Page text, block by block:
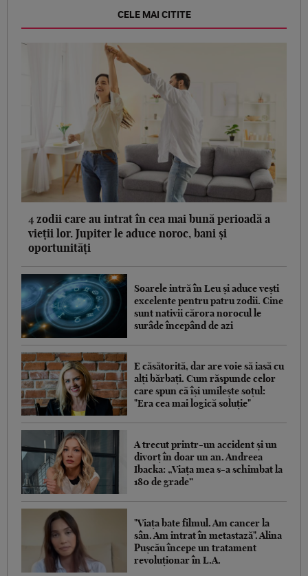
CELE MAI CITITE
4 zodii care au intrat în cea mai bună perioadă a
vieții lor. Jupiter le aduce noroc, bani și
oportunități
Soarele intră în Leu și aduce vești
excelente pentru patru zodii. Cine
sunt nativii cărora norocul le
surâde începând de azi
E căsătorită, dar are voie să iasă cu
alți bărbați. Cum răspunde celor
care spun că își umilește soțul:
"Era cea mai logică soluție"
A trecut printr-un accident și un
divorț în doar un an. Andreea
Ibacka: „Viața mea s-a schimbat la
180 de grade”
"Viața bate filmul. Am cancer la
sân. Am intrat în metastază". Alina
Pușcău începe un tratament
revoluționar în L.A.